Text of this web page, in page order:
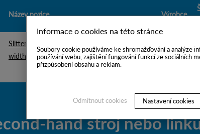
Informace o cookies na této stránce
Soubory cookie používáme ke shromažďování a analýze
používání webu, zajištění fungování funkcí ze sociálních
přizpůsobení obsahu a reklam.
Nastavení cookies
Odmítnout cookies
Název pozice Výrobce
Slitter Rewinder A.Celli, max winding trimmed
width: 3260 mm
Itally
hand stroj nebo